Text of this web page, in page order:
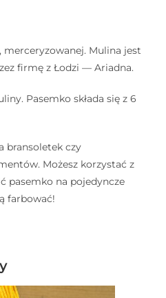
merceryzowanej. Mulina jest
firmę z Łodzi — Ariadna.
Pasemko składa się z 6
bransoletek czy
Możesz korzystać z
pasemko na pojedyncze
farbować!